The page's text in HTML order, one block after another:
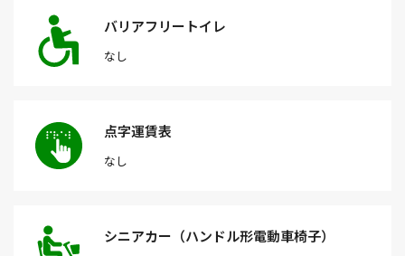
バリアフリートイレ
なし
点字運賃表
なし
シニアカー（ハンドル形電動車椅子）